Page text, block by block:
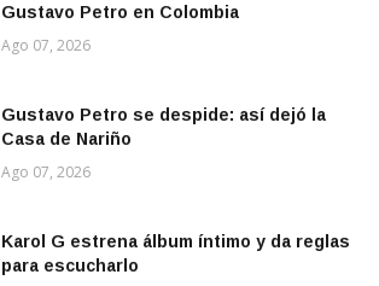
Gustavo Petro en Colombia
Ago 07, 2026
Gustavo Petro se despide: así dejó la
Casa de Nariño
Ago 07, 2026
Karol G estrena álbum íntimo y da reglas
para escucharlo